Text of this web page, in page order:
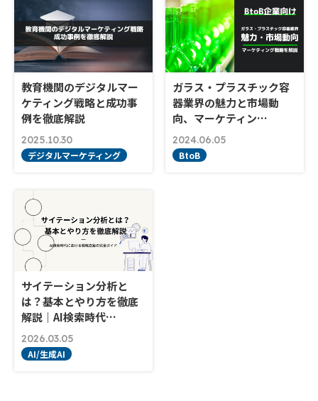
教育機関のデジタルマー
ケティング戦略と成功事
例を徹底解説
2025.10.30
デジタルマーケティング
ガラス・プラスチック容
器業界の魅力と市場動
向、マーケティン…
2024.06.05
BtoB
サイテーション分析と
は？基本とやり方を徹底
解説｜AI検索時代…
2026.03.05
AI/生成AI